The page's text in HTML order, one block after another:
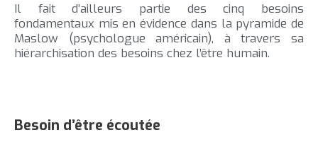
Il fait d’ailleurs partie des cinq besoins
fondamentaux mis en évidence dans la pyramide de
Maslow (psychologue américain), à travers sa
hiérarchisation des besoins chez l’être humain.
Besoin d’être écoutée